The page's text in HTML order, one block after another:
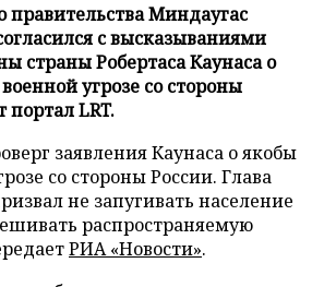
правительства Миндаугас
с высказываниями
страны Робертаса Каунаса о
угрозе со стороны
портал LRT.
заявления Каунаса о якобы
со стороны России. Глава
не запугивать население
распространяемую
РИА «Новости».